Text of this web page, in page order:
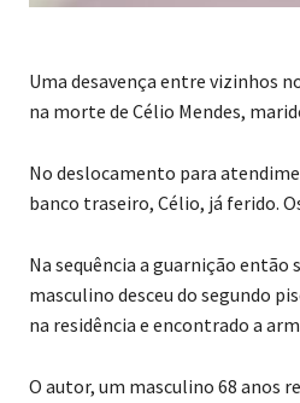
Uma desavença entre vizinhos
na morte de Célio Mendes,
No deslocamento para
banco traseiro, Célio, já ferido.
Na sequência a guarnição então
masculino desceu do segundo
na residência e encontrado a
O autor, um masculino 68 anos